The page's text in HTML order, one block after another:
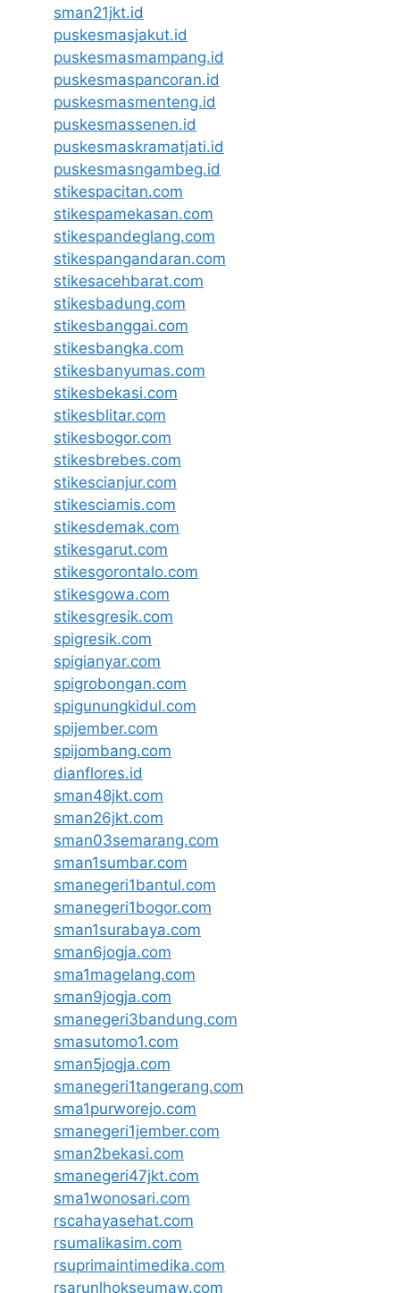
sman21jkt.id
puskesmasjakut.id
puskesmasmampang.id
puskesmaspancoran.id
puskesmasmenteng.id
puskesmassenen.id
puskesmaskramatjati.id
puskesmasngambeg.id
stikespacitan.com
stikespamekasan.com
stikespandeglang.com
stikespangandaran.com
stikesacehbarat.com
stikesbadung.com
stikesbanggai.com
stikesbangka.com
stikesbanyumas.com
stikesbekasi.com
stikesblitar.com
stikesbogor.com
stikesbrebes.com
stikescianjur.com
stikesciamis.com
stikesdemak.com
stikesgarut.com
stikesgorontalo.com
stikesgowa.com
stikesgresik.com
spigresik.com
spigianyar.com
spigrobongan.com
spigunungkidul.com
spijember.com
spijombang.com
dianflores.id
sman48jkt.com
sman26jkt.com
sman03semarang.com
sman1sumbar.com
smanegeri1bantul.com
smanegeri1bogor.com
sman1surabaya.com
sman6jogja.com
sma1magelang.com
sman9jogja.com
smanegeri3bandung.com
smasutomo1.com
sman5jogja.com
smanegeri1tangerang.com
sma1purworejo.com
smanegeri1jember.com
sman2bekasi.com
smanegeri47jkt.com
sma1wonosari.com
rscahayasehat.com
rsumalikasim.com
rsuprimaintimedika.com
rsarunlhokseumaw.com